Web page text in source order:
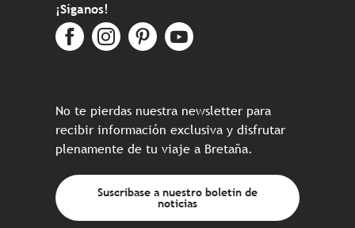
¡Síganos!
No te pierdas nuestra newsletter para
recibir información exclusiva y disfrutar
plenamente de tu viaje a Bretaña.
Suscríbase a nuestro boletín de
noticias